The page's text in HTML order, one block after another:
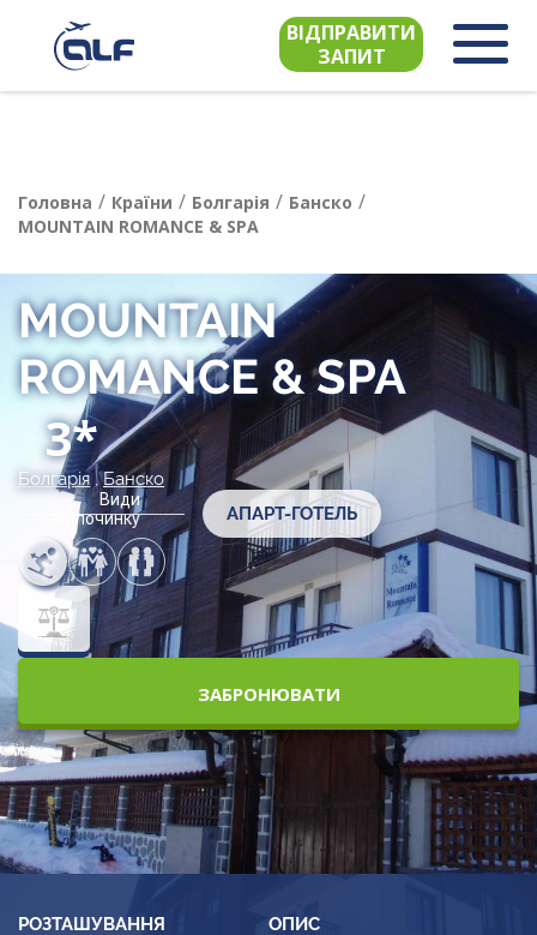
ВІДПРАВИТИ
ЗАПИТ
Головна / Країни / Болгарія / Банско /
MOUNTAIN ROMANCE & SPA
РОЗТАШУВАННЯ ОПИС
MOUNTAIN
ROMANCE & SPA
3*
Болгарія,Банско
Види
відпочинку
АПАРТ-ГОТЕЛЬ
ЗАБРОНЮВАТИ